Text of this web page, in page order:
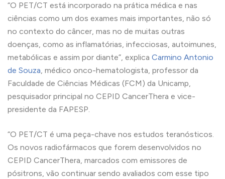
“O PET/CT está incorporado na prática médica e nas
ciências como um dos exames mais importantes, não só
no contexto do câncer, mas no de muitas outras
doenças, como as inflamatórias, infecciosas, autoimunes,
metabólicas e assim por diante”, explica Carmino Antonio
de Souza, médico onco-hematologista, professor da
Faculdade de Ciências Médicas (FCM) da Unicamp,
pesquisador principal no CEPID CancerThera e vice-
presidente da FAPESP.
“O PET/CT é uma peça-chave nos estudos teranósticos.
Os novos radiofármacos que forem desenvolvidos no
CEPID CancerThera, marcados com emissores de
pósitrons, vão continuar sendo avaliados com esse tipo